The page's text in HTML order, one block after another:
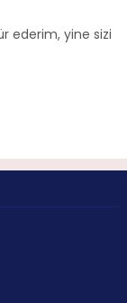
ederim, yine sizi